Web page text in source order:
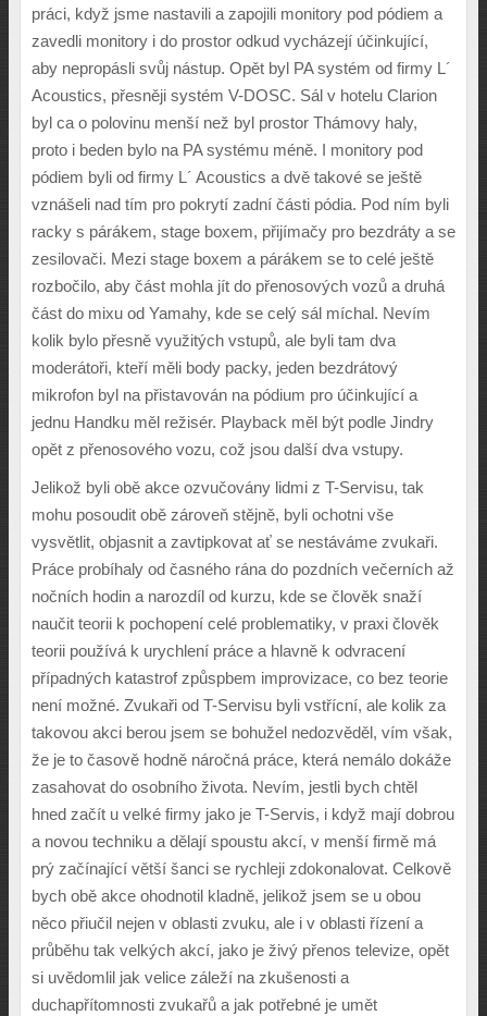
práci, když jsme nastavili a zapojili monitory pod pódiem a
zavedli monitory i do prostor odkud vycházejí účinkující,
aby nepropásli svůj nástup. Opět byl PA systém od firmy L´
Acoustics, přesněji systém V-DOSC. Sál v hotelu Clarion
byl ca o polovinu menší než byl prostor Thámovy haly,
proto i beden bylo na PA systému méně. I monitory pod
pódiem byli od firmy L´ Acoustics a dvě takové se ještě
vznášeli nad tím pro pokrytí zadní části pódia. Pod ním byli
racky s párákem, stage boxem, přijímačy pro bezdráty a se
zesilovači. Mezi stage boxem a párákem se to celé ještě
rozbočilo, aby část mohla jít do přenosových vozů a druhá
část do mixu od Yamahy, kde se celý sál míchal. Nevím
kolik bylo přesně využitých vstupů, ale byli tam dva
moderátoři, kteří měli body packy, jeden bezdrátový
mikrofon byl na přistavován na pódium pro účinkující a
jednu Handku měl režisér. Playback měl být podle Jindry
opět z přenosového vozu, což jsou další dva vstupy.
Jelikož byli obě akce ozvučovány lidmi z T-Servisu, tak
mohu posoudit obě zároveň stějně, byli ochotni vše
vysvětlit, objasnit a zavtipkovat ať se nestáváme zvukaři.
Práce probíhaly od časného rána do pozdních večerních až
nočních hodin a narozdíl od kurzu, kde se člověk snaží
naučit teorii k pochopení celé problematiky, v praxi člověk
teorii používá k urychlení práce a hlavně k odvracení
případných katastrof způspbem improvizace, co bez teorie
není možné. Zvukaři od T-Servisu byli vstřícní, ale kolik za
takovou akci berou jsem se bohužel nedozvěděl, vím však,
že je to časově hodně náročná práce, která nemálo dokáže
zasahovat do osobního života. Nevím, jestli bych chtěl
hned začít u velké firmy jako je T-Servis, i když mají dobrou
a novou techniku a dělají spoustu akcí, v menší firmě má
prý začínající větší šanci se rychleji zdokonalovat. Celkově
bych obě akce ohodnotil kladně, jelikož jsem se u obou
něco přiučil nejen v oblasti zvuku, ale i v oblasti řízení a
průběhu tak velkých akcí, jako je živý přenos televize, opět
si uvědomlil jak velice záleží na zkušenosti a
duchapřítomnosti zvukařů a jak potřebné je umět